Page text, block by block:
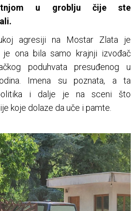
u groblju čije ste
agresiji na Mostar Zlata je
je ona bila samo krajnji izvođač
poduhvata presuđenog u
Imena su poznata, a ta
i dalje je na sceni što
koje dolaze da uče i pamte.